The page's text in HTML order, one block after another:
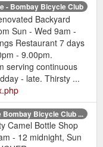
- Bombay Bicycle Club
Backyard
Sun - Wed 9am -
Restaurant 7 days
- 9.00pm.
serving continuous
- late. Thirsty ...
Bombay Bicycle Club ...
Camel Bottle Shop
- 12 midnight, Sun